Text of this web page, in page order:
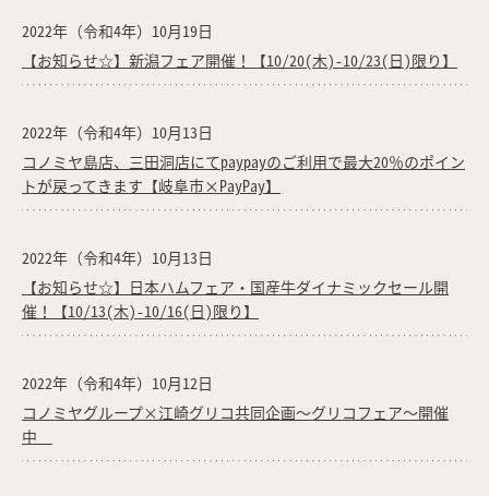
2022年（令和4年）10月19日
【お知らせ☆】新潟フェア開催！【10/20(木)-10/23(日)限り】
2022年（令和4年）10月13日
コノミヤ島店、三田洞店にてpaypayのご利用で最大20％のポイン
トが戻ってきます【岐阜市×PayPay】
2022年（令和4年）10月13日
【お知らせ☆】日本ハムフェア・国産牛ダイナミックセール開
催！【10/13(木)-10/16(日)限り】
2022年（令和4年）10月12日
コノミヤグループ×江崎グリコ共同企画～グリコフェア～開催
中